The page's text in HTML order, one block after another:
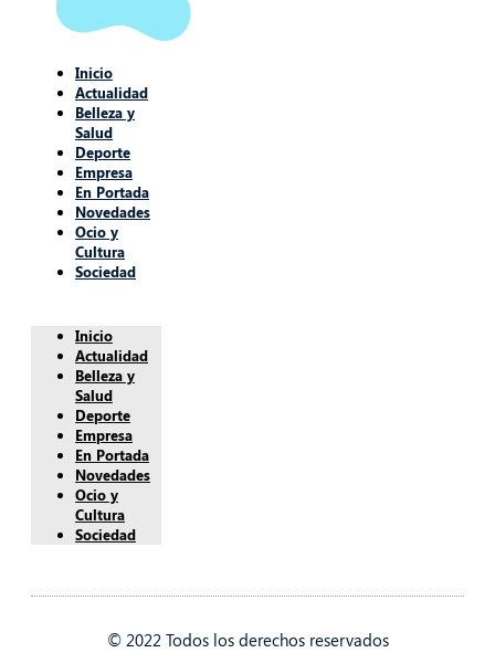
Inicio
Actualidad
Belleza y
Salud
Deporte
Empresa
En Portada
Novedades
Ocio y
Cultura
Sociedad
Inicio
Actualidad
Belleza y
Salud
Deporte
Empresa
En Portada
Novedades
Ocio y
Cultura
Sociedad
© 2022 Todos los derechos reservados